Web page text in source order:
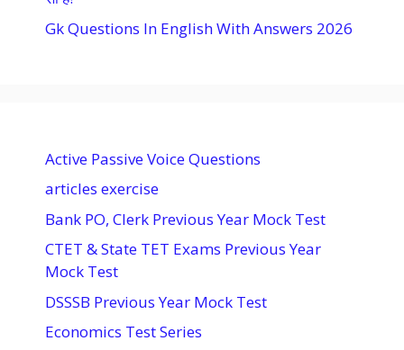
Gk Questions In English With Answers 2026
Active Passive Voice Questions
articles exercise
Bank PO, Clerk Previous Year Mock Test
CTET & State TET Exams Previous Year
Mock Test
DSSSB Previous Year Mock Test
Economics Test Series